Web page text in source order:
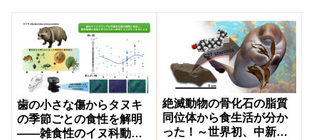
歯の小さな傷からタヌキ
の季節ごとの食性を解明
――雑食性のイヌ科動物
絶滅動物の骨化石の脂質
同位体から食生活が分か
った！～世界初、中新世